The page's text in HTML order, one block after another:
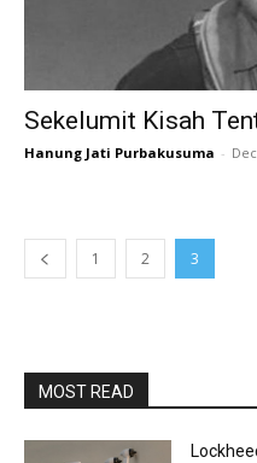
Sekelumit Kisah
Hanung Jati Purbakusuma -
1 2 3
MOST READ